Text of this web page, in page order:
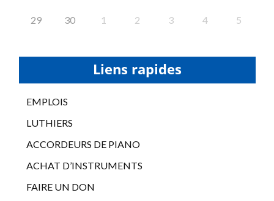
29 30 1 2 3 4 5
Liens rapides
EMPLOIS
LUTHIERS
ACCORDEURS DE PIANO
ACHAT D’INSTRUMENTS
FAIRE UN DON